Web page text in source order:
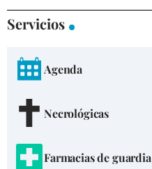
Servicios
Agenda
Necrológicas
Farmacias de guardia